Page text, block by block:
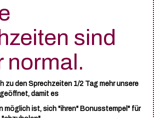
sind
normal.
zu den Sprechzeiten 1/2 Tag mehr unsere
damit es
möglich ist, sich "ihren" Bonusstempel" für